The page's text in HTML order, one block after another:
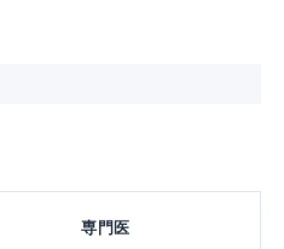
専門医